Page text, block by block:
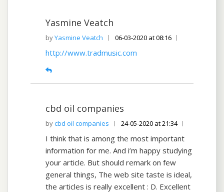
Yasmine Veatch
Yasmine Veatch 06-03-2020 at 08:16
http://www.tradmusic.com
cbd oil companies
cbd oil companies 24-05-2020 at 21:34
I think that is among the most important
information for me. And i’m happy studying
your article. But should remark on few
general things, The web site taste is ideal,
the articles is really excellent : D. Excellent